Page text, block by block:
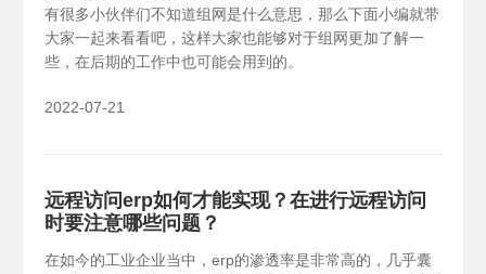
有很多小伙伴们不知道组网是什么意思，那么下面小编就带
大家一起来看看吧，这样大家也能够对于组网更加了解一
些，在后期的工作中也可能会用到的。
2022-07-21
远程访问erp如何才能实现？在进行远程访问
时要注意哪些问题？
在如今的工业企业当中，erp的渗透率是非常高的，几乎囊